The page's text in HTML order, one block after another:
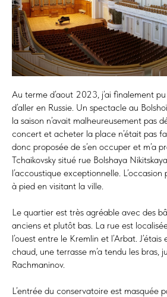
Au terme d’aout 2023, j’ai finalement
d’aller en Russie. Un spectacle au
la saison n’avait malheureusement pas
concert et acheter la place n’était pas
donc proposée de s’en occuper et m’a
Tchaikovsky situé rue Bolshaya
l’accoustique exceptionnelle.
à pied en visitant la ville.
Le quartier est très agréable avec des
anciens et plutôt bas. La rue est
l’ouest entre le Kremlin et l’Arbat.
chaud, une terrasse m’a tendu les bras,
Rachmaninov.
L’entrée du conservatoire est masquée